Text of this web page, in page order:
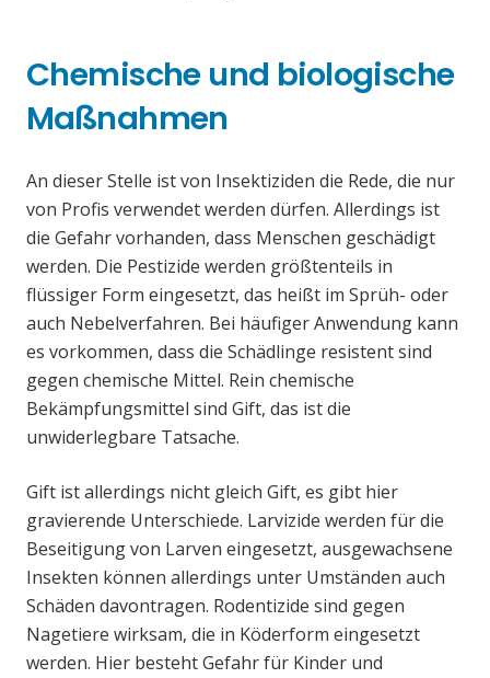
Chemische und biologische
Maßnahmen
An dieser Stelle ist von Insektiziden die Rede, die nur
von Profis verwendet werden dürfen. Allerdings ist
die Gefahr vorhanden, dass Menschen geschädigt
werden. Die Pestizide werden größtenteils in
flüssiger Form eingesetzt, das heißt im Sprüh- oder
auch Nebelverfahren. Bei häufiger Anwendung kann
es vorkommen, dass die Schädlinge resistent sind
gegen chemische Mittel. Rein chemische
Bekämpfungsmittel sind Gift, das ist die
unwiderlegbare Tatsache.
Gift ist allerdings nicht gleich Gift, es gibt hier
gravierende Unterschiede. Larvizide werden für die
Beseitigung von Larven eingesetzt, ausgewachsene
Insekten können allerdings unter Umständen auch
Schäden davontragen. Rodentizide sind gegen
Nagetiere wirksam, die in Köderform eingesetzt
werden. Hier besteht Gefahr für Kinder und